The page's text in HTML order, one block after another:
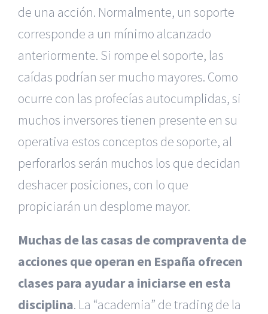
de una acción. Normalmente, un soporte
corresponde a un mínimo alcanzado
anteriormente. Si rompe el soporte, las
caídas podrían ser mucho mayores. Como
ocurre con las profecías autocumplidas, si
muchos inversores tienen presente en su
operativa estos conceptos de soporte, al
perforarlos serán muchos los que decidan
deshacer posiciones, con lo que
propiciarán un desplome mayor.
Muchas de las casas de compraventa de
acciones que operan en España ofrecen
clases para ayudar a iniciarse en esta
disciplina. La “academia” de trading de la